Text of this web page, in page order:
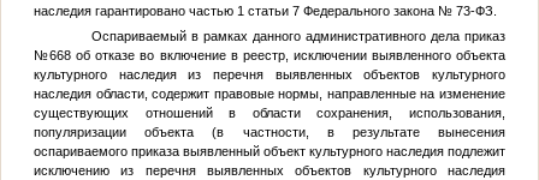
наследия гарантировано частью 1 статьи 7 Федерального закона № 73-ФЗ.
Оспариваемый в рамках данного административного дела приказ
№668 об отказе во включение в реестр, исключении выявленного объекта
культурного наследия из перечня выявленных объектов культурного
наследия области, содержит правовые нормы, направленные на изменение
существующих отношений в области сохранения, использования,
популяризации объекта (в частности, в результате вынесения
оспариваемого приказа выявленный объект культурного наследия подлежит
исключению из перечня выявленных объектов культурного наследия